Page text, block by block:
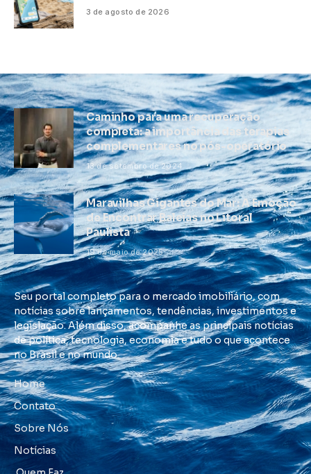
3 de agosto de 2026
Caminho para uma recuperação
completa: a importância das terapias
complementares no pós-operatório
13 de setembro de 2024
Maravilhas Gigantes do Mar: A Emoção
de Encontrar Baleias no Litoral
Paulista
19 de maio de 2025
Seu portal completo para o mercado imobiliário, com
notícias sobre lançamentos, tendências, investimentos e
legislação. Além disso, acompanhe as principais notícias
de política, tecnologia, economia e tudo o que acontece
no Brasil e no mundo.
Home
Contato
Sobre Nós
Notícias